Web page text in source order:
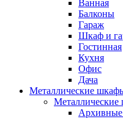
Ванная
Балконы
Гараж
Шкаф и
Гостинная
Кухня
Офис
Дача
Металлические